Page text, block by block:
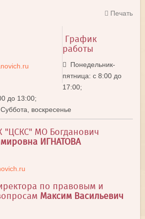
Печать
График
работы
Понедельник-
пятница: с 8:00 до
17:00;
до 13:00;
воскресенье
"ЦСКС" МО Богданович
ИГНАТОВА
по правовым и
Максим Васильевич